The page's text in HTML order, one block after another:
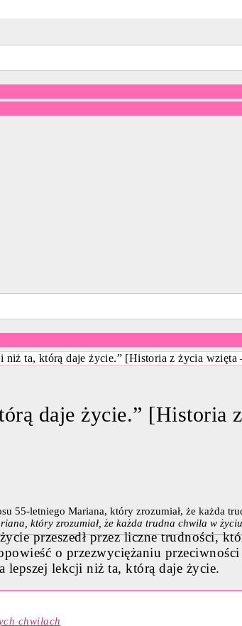
niż ta, którą daje życie.” [Historia z życia
daje życie.” [Historia
który zrozumiał, że każda trudna chwila w
przeszedł przez liczne trudności,
o przezwyciężaniu
lepszej lekcji niż ta, którą daje życie.
chwilach